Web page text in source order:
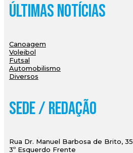
Últimas Notícias
Canoagem
Voleibol
Futsal
Automobilismo
Diversos
Sede / Redação
Rua Dr. Manuel Barbosa de Brito, 35
3º Esquerdo Frente